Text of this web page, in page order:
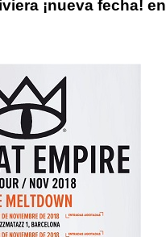
¡nueva fecha!